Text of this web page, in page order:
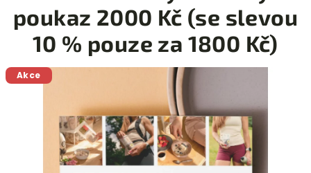
poukaz 2000 Kč (se slevou
10 % pouze za 1800 Kč)
Akce